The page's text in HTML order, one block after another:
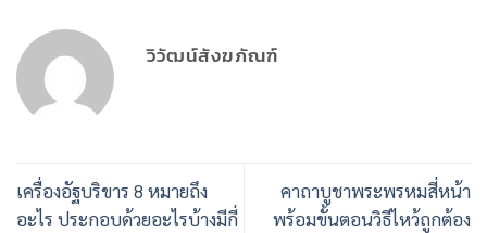
วิวัฒน์สังฆภัณฑ์
เครื่องอัฐบริขาร 8 หมายถึง
อะไร ประกอบด้วยอะไรบ้างมีกี่
คาถาบูชาพระพรหมสี่หน้า
พร้อมขั้นตอนวิธีไหว้ถูกต้อง